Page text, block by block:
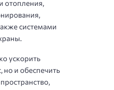
отопления,
системами
ускорить
но и обеспечить